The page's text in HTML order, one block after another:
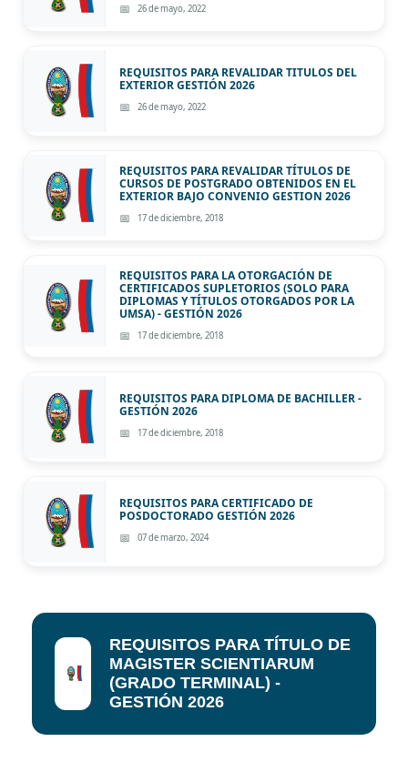
26 de mayo, 2022
REQUISITOS PARA REVALIDAR TITULOS DEL
EXTERIOR GESTIÓN 2026
26 de mayo, 2022
REQUISITOS PARA REVALIDAR TÍTULOS DE
CURSOS DE POSTGRADO OBTENIDOS EN EL
EXTERIOR BAJO CONVENIO GESTION 2026
17 de diciembre, 2018
REQUISITOS PARA LA OTORGACIÓN DE
CERTIFICADOS SUPLETORIOS (SOLO PARA
DIPLOMAS Y TÍTULOS OTORGADOS POR LA
UMSA) - GESTIÓN 2026
17 de diciembre, 2018
REQUISITOS PARA DIPLOMA DE BACHILLER -
GESTIÓN 2026
17 de diciembre, 2018
REQUISITOS PARA CERTIFICADO DE
POSDOCTORADO GESTIÓN 2026
07 de marzo, 2024
REQUISITOS PARA TÍTULO DE
MAGISTER SCIENTIARUM
(GRADO TERMINAL) -
GESTIÓN 2026